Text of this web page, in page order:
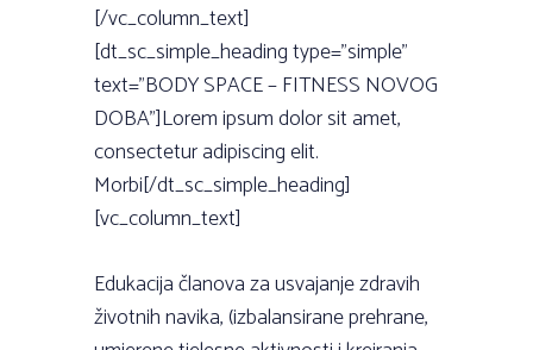
[/vc_column_text]
[dt_sc_simple_heading type=”simple”
text=”BODY SPACE – FITNESS NOVOG
DOBA”]Lorem ipsum dolor sit amet,
consectetur adipiscing elit.
Morbi[/dt_sc_simple_heading]
[vc_column_text]
Edukacija članova za usvajanje zdravih
životnih navika, (izbalansirane prehrane,